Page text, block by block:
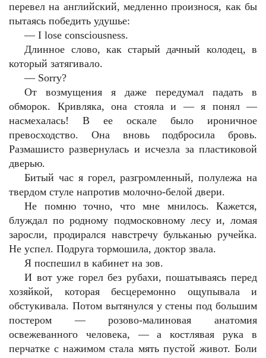
перевел на английский, медленно произнося, как бы
пытаясь победить удушье:
— I lose consciousness.
Длинное слово, как старый дачный колодец, в
который затягивало.
— Sorry?
От возмущения я даже передумал падать в
обморок. Кривляка, она стояла и — я понял —
насмехалась! В ее оскале было ироничное
превосходство. Она вновь подбросила бровь.
Размашисто развернулась и исчезла за пластиковой
дверью.
Битый час я горел, разгромленный, полулежа на
твердом стуле напротив молочно-белой двери.
Не помню точно, что мне мнилось. Кажется,
блуждал по родному подмосковному лесу и, ломая
заросли, продирался навстречу бульканью ручейка.
Не успел. Подруга тормошила, доктор звала.
Я поспешил в кабинет на зов.
И вот уже горел без рубахи, пошатываясь перед
хозяйкой, которая бесцеремонно ощупывала и
обстукивала. Потом вытянулся у стены под большим
постером — розово-малиновая анатомия
освежеванного человека, — а костлявая рука в
перчатке с нажимом стала мять пустой живот. Боли